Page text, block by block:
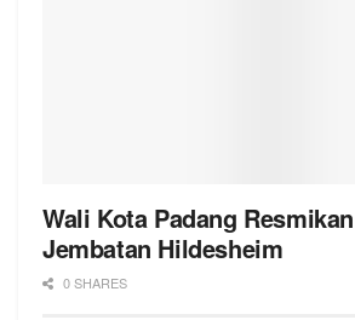
Wali Kota Padang Resmikan
Jembatan Hildesheim
0 SHARES